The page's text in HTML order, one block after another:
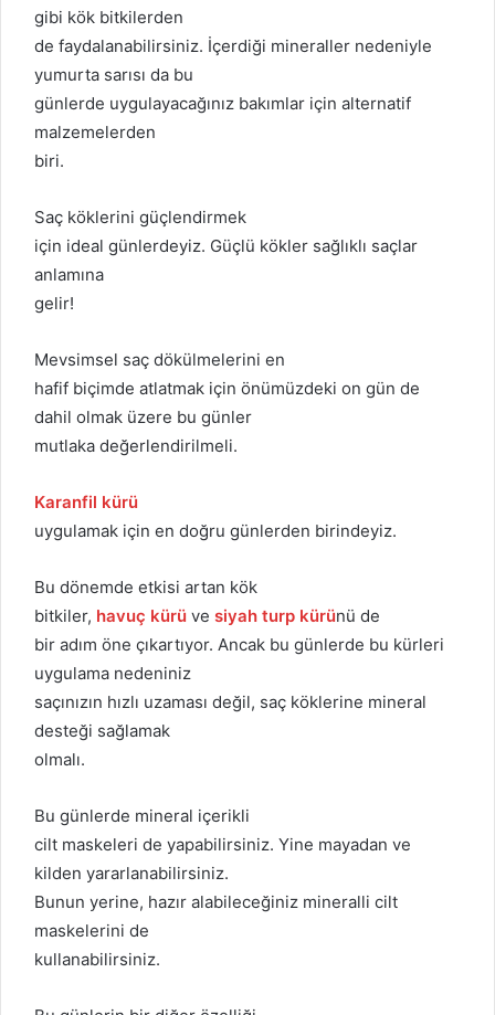
gibi kök bitkilerden
de faydalanabilirsiniz. İçerdiği mineraller nedeniyle
yumurta sarısı da bu
günlerde uygulayacağınız bakımlar için alternatif
malzemelerden
biri.
Saç köklerini güçlendirmek
için ideal günlerdeyiz. Güçlü kökler sağlıklı saçlar
anlamına
gelir!
Mevsimsel saç dökülmelerini en
hafif biçimde atlatmak için önümüzdeki on gün de
dahil olmak üzere bu günler
mutlaka değerlendirilmeli.
Karanfil kürü
uygulamak için en doğru günlerden birindeyiz.
Bu dönemde etkisi artan kök
bitkiler, havuç kürü ve siyah turp kürünü de
bir adım öne çıkartıyor. Ancak bu günlerde bu kürleri
uygulama nedeniniz
saçınızın hızlı uzaması değil, saç köklerine mineral
desteği sağlamak
olmalı.
Bu günlerde mineral içerikli
cilt maskeleri de yapabilirsiniz. Yine mayadan ve
kilden yararlanabilirsiniz.
Bunun yerine, hazır alabileceğiniz mineralli cilt
maskelerini de
kullanabilirsiniz.